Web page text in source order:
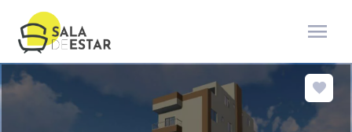
menu